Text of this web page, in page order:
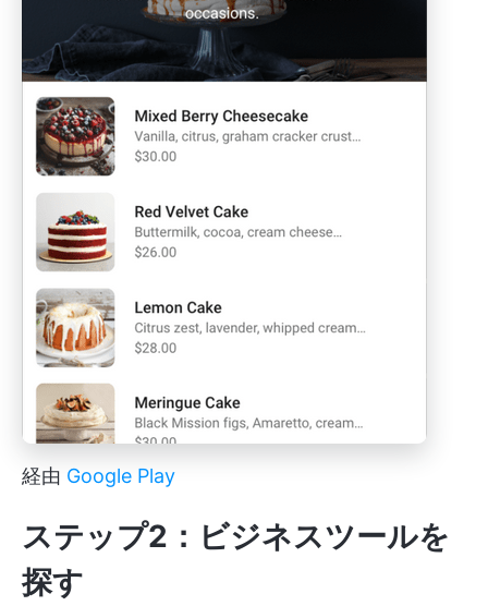
経由 Google Play
ステップ2：ビジネスツールを
探す